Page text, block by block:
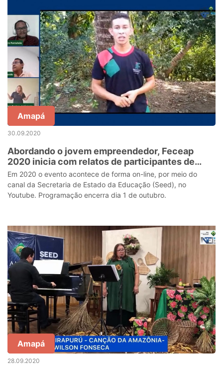
Amapá
30.09.2020
Abordando o jovem empreendedor, Feceap
2020 inicia com relatos de participantes de
edições anteriores
Em 2020 o evento acontece de forma on-line, por meio do
canal da Secretaria de Estado da Educação (Seed), no
Youtube. Programação encerra dia 1 de outubro.
Amapá
28.09.2020